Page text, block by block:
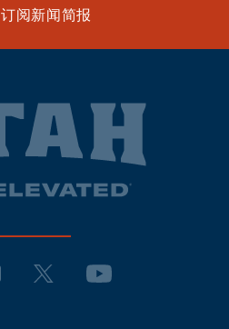
订阅新闻简报